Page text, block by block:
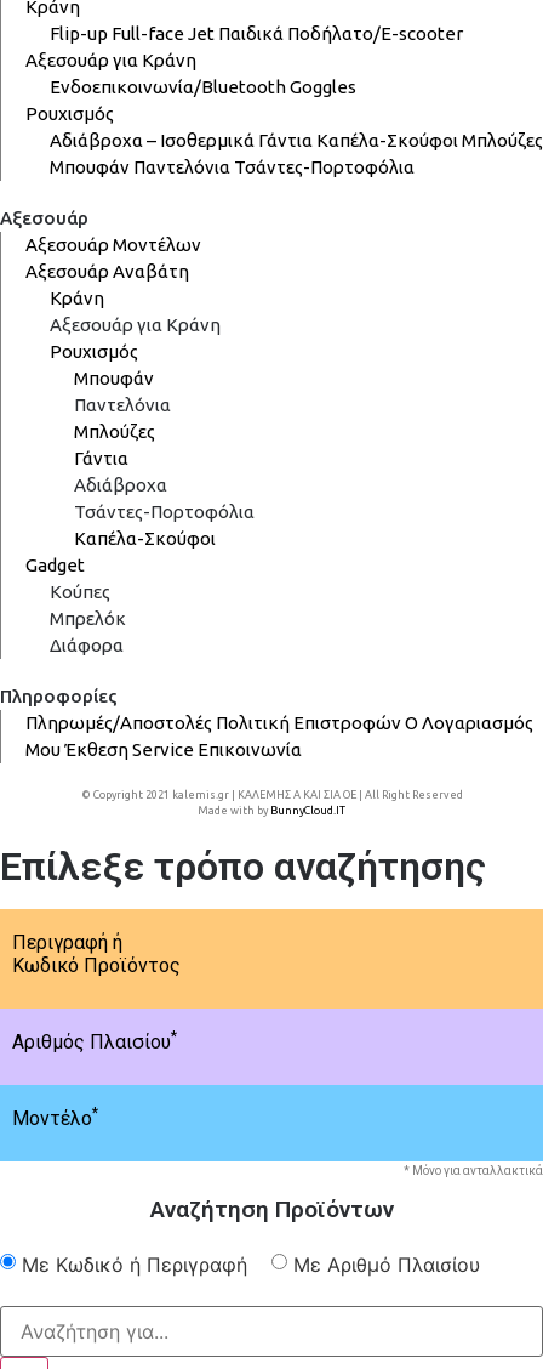
Κράνη
Flip-up Full-faceJet Παιδικά Ποδήλατο/E-scooter
Αξεσουάρ για Κράνη
Ενδοεπικοινωνία/BluetoothGoggles
Ρουχισμός
Αδιάβροχα – Ισοθερμικά Γάντια Καπέλα-Σκούφοι Μπλούζες
Μπουφάν Παντελόνια Τσάντες-Πορτοφόλια
Αξεσουάρ
Αξεσουάρ Μοντέλων
Αξεσουάρ Αναβάτη
Κράνη
Αξεσουάρ για Κράνη
Ρουχισμός
Μπουφάν
Παντελόνια
Μπλούζες
Γάντια
Αδιάβροχα
Τσάντες-Πορτοφόλια
Καπέλα-Σκούφοι
Gadget
Κούπες
Μπρελόκ
Διάφορα
Πληροφορίες
Πληρωμές/Αποστολές Πολιτική ΕπιστροφώνΟ Λογαριασμός
ΜουΈκθεσηService Επικοινωνία
© Copyright 2021 kalemis.gr | ΚΑΛΕΜΗΣ Α ΚΑΙ ΣΙΑ ΟΕ | All Right Reserved
Made with by BunnyCloud.IT
Επίλεξε τρόπο αναζήτησης
Περιγραφή ή
Κωδικό Προϊόντος
Αριθμός Πλαισίου*
Μοντέλο*
* Μόνο για ανταλλακτικά
Αναζήτηση Προϊόντων
Με Κωδικό ή Περιγραφή Με Αριθμό Πλαισίου